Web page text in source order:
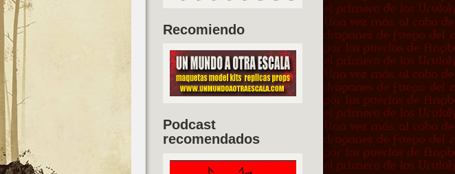
Recomiendo
Podcast
recomendados